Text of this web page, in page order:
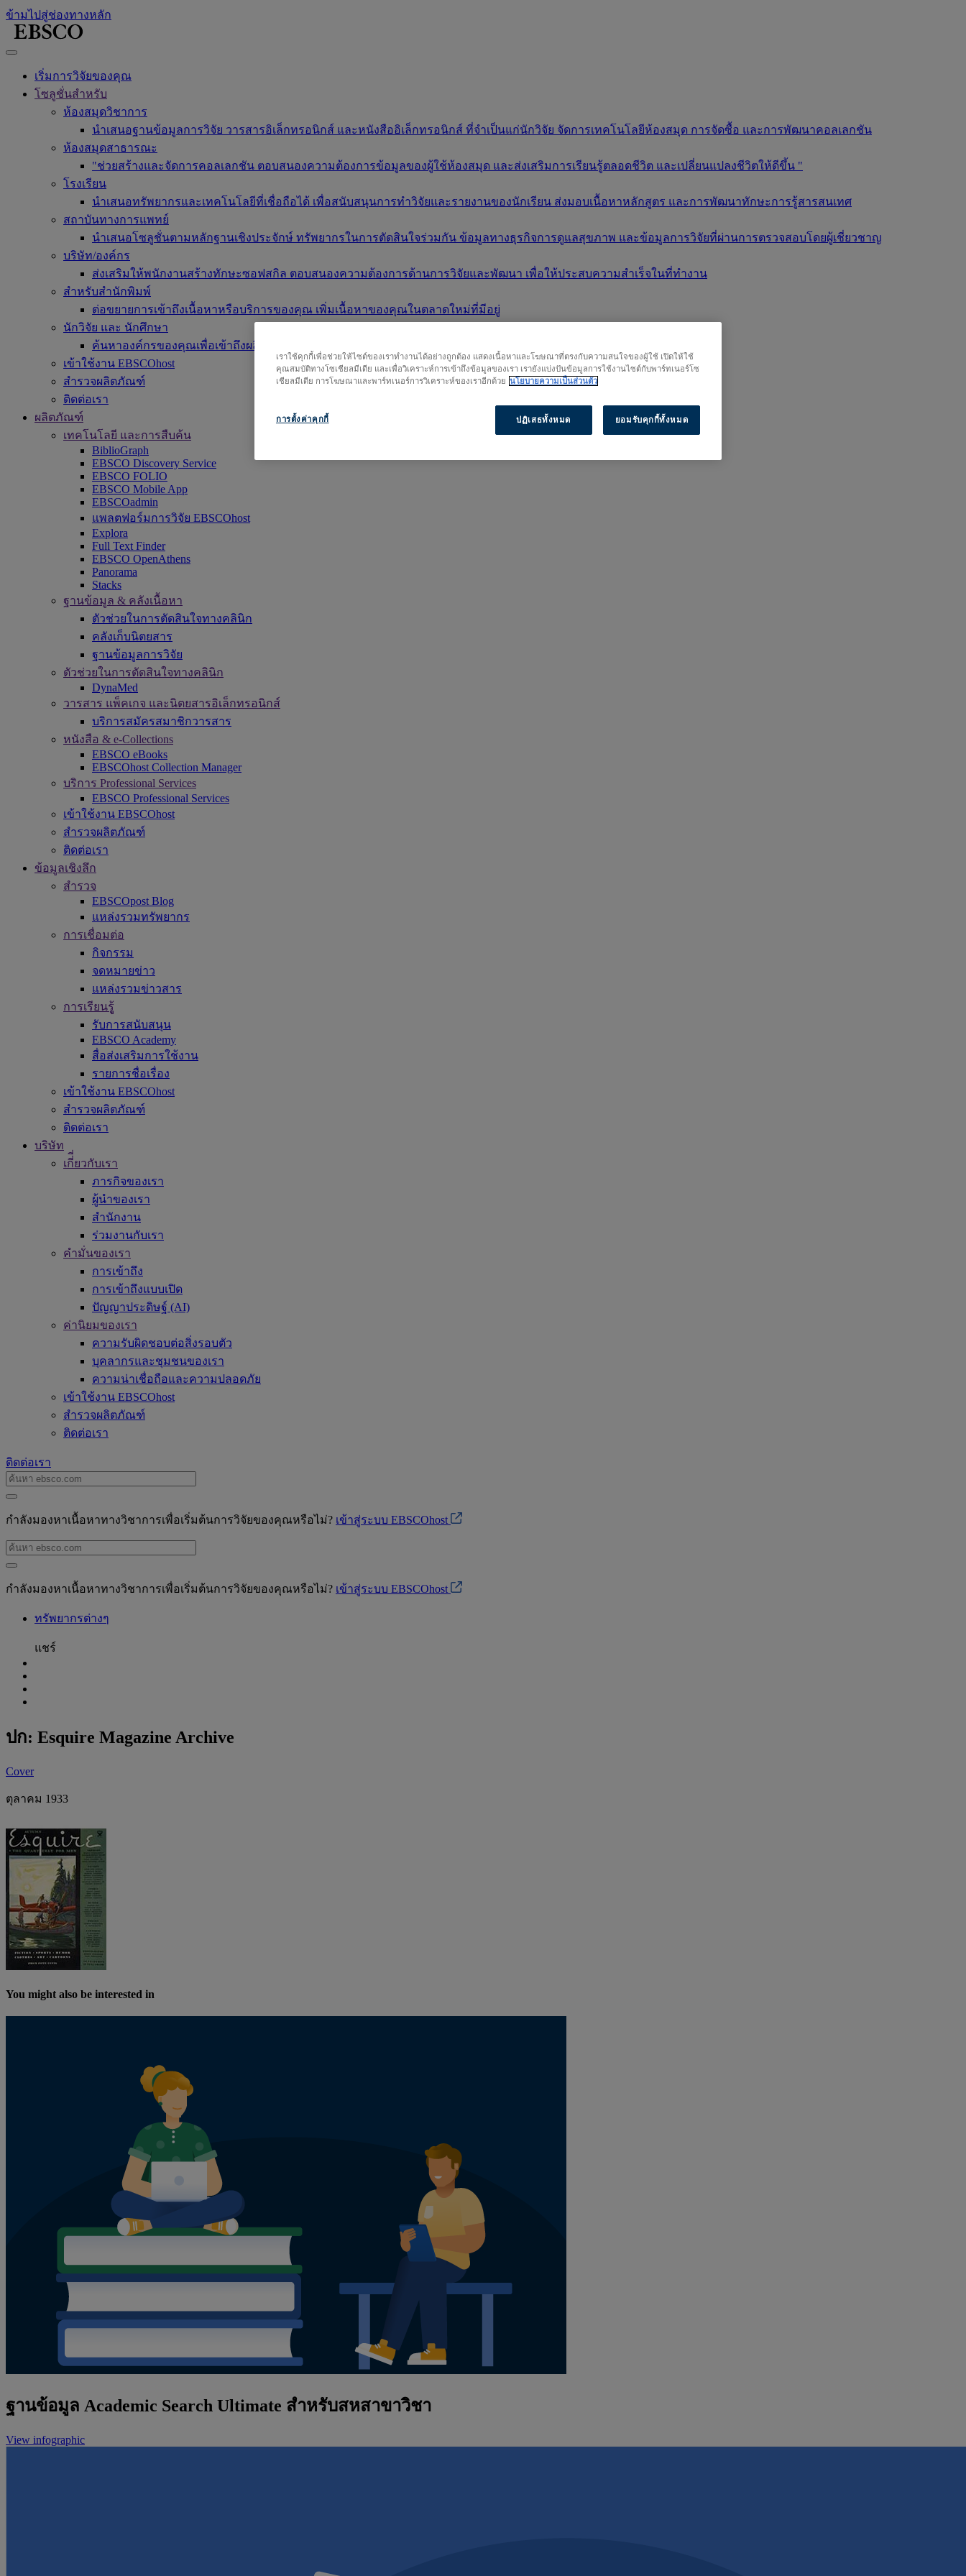
ข้ามไปสู่ช่องทางหลัก
เริ่มการวิจัยของคุณ
โซลูชั่นสำหรับ
ห้องสมุดวิชาการ
นำเสนอฐานข้อมูลการวิจัย วารสารอิเล็กทรอนิกส์ และหนังสืออิเล็กทรอนิกส์ ที่จำเป็นแก่นักวิจัย จัดการเทคโนโลยีห้องสมุด การจัดซื้อ และการพัฒนาคอลเลกชัน
ห้องสมุดสาธารณะ
"ช่วยสร้างและจัดการคอลเลกชัน ตอบสนองความต้องการข้อมูลของผู้ใช้ห้องสมุด และส่งเสริมการเรียนรู้ตลอดชีวิต และเปลี่ยนแปลงชีวิตให้ดีขึ้น "
โรงเรียน
นำเสนอทรัพยากรและเทคโนโลยีที่เชื่อถือได้ เพื่อสนับสนุนการทำวิจัยและรายงานของนักเรียน ส่งมอบเนื้อหาหลักสูตร และการพัฒนาทักษะการรู้สารสนเทศ
สถาบันทางการแพทย์
นำเสนอโซลูชั่นตามหลักฐานเชิงประจักษ์ ทรัพยากรในการตัดสินใจร่วมกัน ข้อมูลทางธุรกิจการดูแลสุขภาพ และข้อมูลการวิจัยที่ผ่านการตรวจสอบโดยผู้เชี่ยวชาญ
บริษัท/องค์กร
ส่งเสริมให้พนักงานสร้างทักษะซอฟสกิล ตอบสนองความต้องการด้านการวิจัยและพัฒนา เพื่อให้ประสบความสำเร็จในที่ทำงาน
สำหรับสำนักพิมพ์
ต่อขยายการเข้าถึงเนื้อหาหรือบริการของคุณ เพิ่มเนื้อหาของคุณในตลาดใหม่ที่มีอยู่
นักวิจัย และ นักศึกษา
ค้นหาองค์กรของคุณเพื่อเข้าถึงผลิตภัณฑ์ของเรา เริ่มการวิจัยของคุณที่นี่
เข้าใช้งาน EBSCOhost
สำรวจผลิตภัณฑ์
ติดต่อเรา
ผลิตภัณฑ์
เทคโนโลยี และการสืบค้น
BiblioGraph
EBSCO Discovery Service
EBSCO FOLIO
EBSCO Mobile App
EBSCOadmin
แพลตฟอร์มการวิจัย EBSCOhost
Explora
Full Text Finder
EBSCO OpenAthens
Panorama
Stacks
ฐานข้อมูล & คลังเนื้อหา
ตัวช่วยในการตัดสินใจทางคลินิก
คลังเก็บนิตยสาร
ฐานข้อมูลการวิจัย
ตัวช่วยในการตัดสินใจทางคลินิก
DynaMed
วารสาร แพ็คเกจ และนิตยสารอิเล็กทรอนิกส์
บริการสมัครสมาชิกวารสาร
หนังสือ & e-Collections
EBSCO eBooks
EBSCOhost Collection Manager
บริการ Professional Services
EBSCO Professional Services
เข้าใช้งาน EBSCOhost
สำรวจผลิตภัณฑ์
ติดต่อเรา
ข้อมูลเชิงลึก
สำรวจ
EBSCOpost Blog
แหล่งรวมทรัพยากร
การเชื่อมต่อ
กิจกรรม
จดหมายข่าว
แหล่งรวมข่าวสาร
การเรียนรูู้
รับการสนับสนุน
EBSCO Academy
สื่อส่งเสริมการใช้งาน
รายการชื่อเรื่อง
เข้าใช้งาน EBSCOhost
สำรวจผลิตภัณฑ์
ติดต่อเรา
บริษัท
เกี่ี่ยวกับเรา
ภารกิจของเรา
ผู้นำของเรา
สำนักงาน
ร่วมงานกับเรา
คำมั่นของเรา
การเข้าถึง
การเข้าถึงแบบเปิด
ปัญญาประดิษฐ์ (AI)
ค่านิยมของเรา
ความรับผิดชอบต่อสิ่งรอบตัว
บุคลากรและชุมชนของเรา
ความน่าเชื่อถือและความปลอดภัย
เข้าใช้งาน EBSCOhost
สำรวจผลิตภัณฑ์
ติดต่อเรา
ติดต่อเรา
กำลังมองหาเนื้อหาทางวิชาการเพื่อเริ่มต้นการวิจัยของคุณหรือไม่? เข้าสู่ระบบ EBSCOhost
กำลังมองหาเนื้อหาทางวิชาการเพื่อเริ่มต้นการวิจัยของคุณหรือไม่? เข้าสู่ระบบ EBSCOhost
ทรัพยากรต่างๆ
แชร์
ปก: Esquire Magazine Archive
Cover
ตุลาคม 1933
You might also be interested in
ฐานข้อมูล Academic Search Ultimate สำหรับสหสาขาวิชา
View infographic
เราใช้คุกกี้เพื่อช่วยให้ไซต์ของเราทำงานได้อย่างถูกต้อง แสดงเนื้อหาและโฆษณาที่ตรงกับความสนใจของผู้ใช้ เปิดให้ใช้
คุณสมบัติทางโซเชียลมีเดีย และเพื่อวิเคราะห์การเข้าถึงข้อมูลของเรา เรายังแบ่งปันข้อมูลการใช้งานไซต์กับพาร์ทเนอร์โซ
เชียลมีเดีย การโฆษณาและพาร์ทเนอร์การวิเคราะห์ของเราอีกด้วย นโยบายความเป็นส่วนตัว
การตั้งค่าคุกกี้ ปฏิเสธทั้งหมด ยอมรับคุกกี้ทั้งหมด